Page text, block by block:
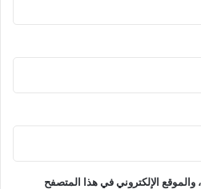
الإلكتروني في هذا المتصفح